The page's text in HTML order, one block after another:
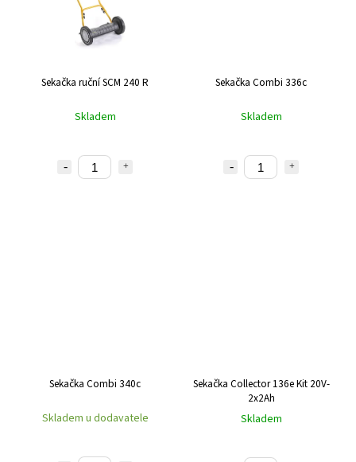
Sekačka ruční SCM 240 R
Skladem
Sekačka Combi 336c
Skladem
Sekačka Combi 340c
Skladem u dodavatele
Sekačka Collector 136e Kit 20V-
2x2Ah
Skladem